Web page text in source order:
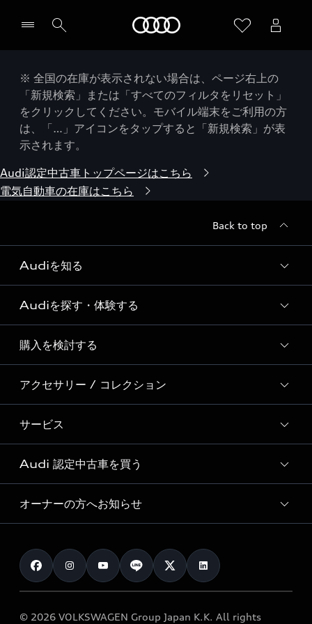
※ 全国の在庫が表示されない場合は、ページ右上の
「新規検索」または「すべてのフィルタをリセット」
をクリックしてください。モバイル端末をご利用の方
は、「…」アイコンをタップすると「新規検索」が表
示されます。
Audi認定中古車トップページはこちら
電気自動車の在庫はこちら
Back to top
Audiを知る
Audi ブランド
Story of Progress
Audi Sport
Formula 1®
デジタルサービス
Audiを探す・体験する
ディーラー検索
新車在庫検索
試乗車・展示車検索
見積り依頼
試乗予約
購入を検討する
モデル一覧
特別仕様モデル / 限定モデル
e-tronラインアップ
価格シミュレーション
車両比較
カタログ一覧
アクセサリー / コレクション
純正アクセサリー
オンラインショップ
Audi collection
アウディナビアプリ
サービス
サービス入庫予約
サービスプログラム
メンテナンス
車検 / 定期点検
e-tronアフターサポート
Audi 認定中古車を買う
Audi認定中古車
クオリティ
保証
メンテナンス
オーナーの方へお知らせ
お知らせ
オーナー様向けキャンペーン
© 2026 VOLKSWAGEN Group Japan K.K. All rights